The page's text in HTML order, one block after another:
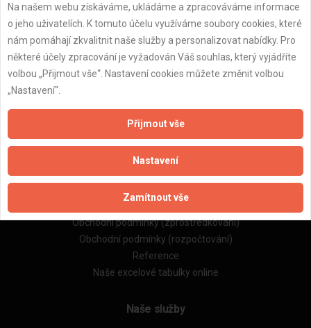
ZPĚT
Aktualizováno z portálu ARES dne 11.01.2025 22:37:48
Důležité informace
Obchodní podmínky (zprostředkování)
Obchodní podmínky (rozpočtování)
Reference
Naše excelové tabulky online
Naše služby
Na našem webu získáváme, ukládáme a zpracováváme informace
o jeho uživatelích. K tomuto účelu využíváme soubory cookies, které
nám pomáhají zkvalitnit naše služby a personalizovat nabídky. Pro
některé účely zpracování je vyžadován Váš souhlas, který vyjádříte
volbou „Přijmout vše“. Nastavení cookies můžete změnit volbou
„Nastavení“.
Přijmout vše
Nastavení
Zamítnout vše